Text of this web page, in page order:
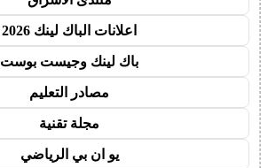
اعلانات الباك لينك 2026
باك لينك وجيست بوست
مصادر التعليم
مجلة تقنية
يو ان بي الرياضي